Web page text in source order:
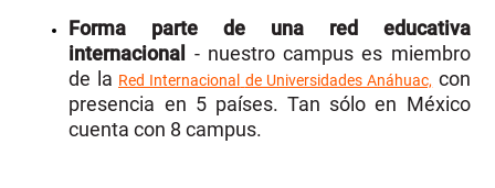
Forma parte de una red educativa
internacional - nuestro campus es miembro
de la Red Internacional de Universidades Anáhuac, con
presencia en 5 países. Tan sólo en México
cuenta con 8 campus.